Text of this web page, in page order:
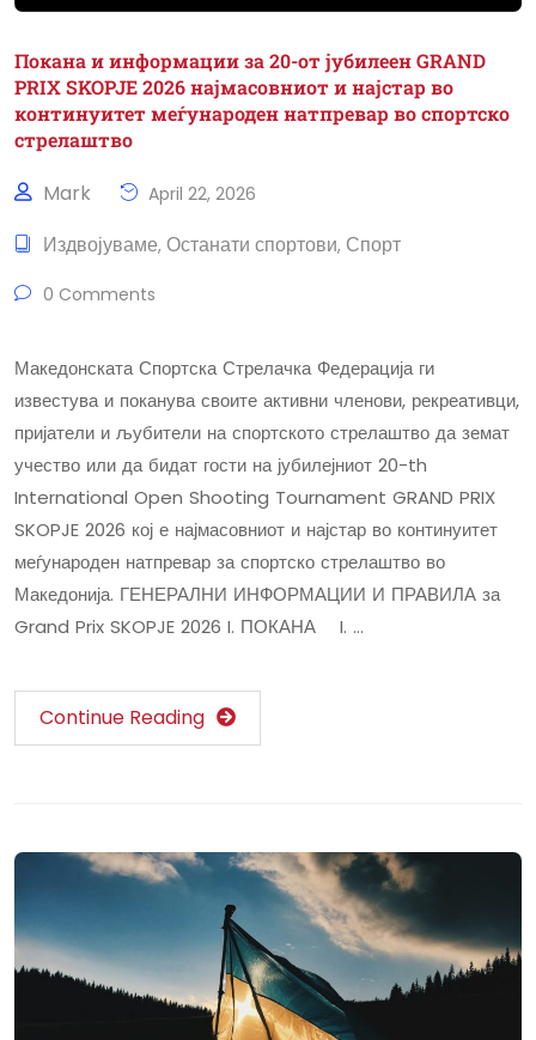
Покана и информации за 20-от јубилеен GRAND
PRIX SKOPJE 2026 најмасовниот и најстар во
континуитет меѓународен натпревар во спортско
стрелаштво
Mark April 22, 2026
Издвојуваме, Останати спортови, Спорт
0 Comments
Македонската Спортска Стрелачка Федерација ги
известува и поканува своите активни членови, рекреативци,
пријатели и љубители на спортското стрелаштво да земат
учество или да бидат гости на јубилејниот 20-th
International Open Shooting Tournament GRAND PRIX
SKOPJE 2026 кој е најмасовниот и најстар во континуитет
меѓународен натпревар за спортско стрелаштво во
Македонија. ГЕНЕРАЛНИ ИНФОРМАЦИИ И ПРАВИЛА за
Grand Prix SKOPJE 2026 I. ПОКАНА I. …
Continue Reading